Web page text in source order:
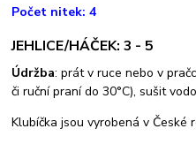
Počet nitek: 4
JEHLICE/HÁČEK: 3 - 5
Údržba: prát v ruce nebo v
či ruční praní do 30°C), sušit
Klubíčka jsou vyrobená v